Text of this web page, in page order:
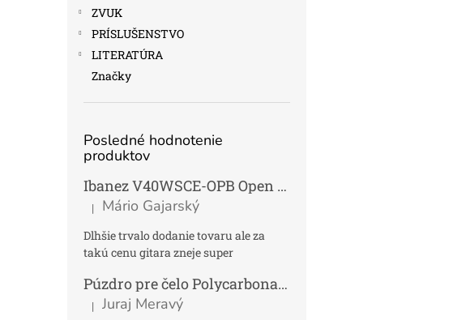
ZVUK
PRÍSLUŠENSTVO
LITERATÚRA
Značky
Posledné hodnotenie
produktov
Ibanez V40WSCE-OPB Open Pore Brown Elektroakustická gitara Dreadnought
Hodnotenie produktu je 4 z 5 hviezdičiek.
| Mário Gajarský
Dlhšie trvalo dodanie tovaru ale za
takú cenu gitara zneje super
Púzdro pre čelo Polycarbonat FUN
Hodnotenie produktu je 5 z 5 hviezdičiek.
| Juraj Meravý